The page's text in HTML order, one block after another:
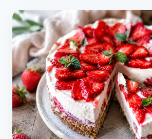
BILJKA
KOJA
HRANI
ORGANIZAM
I
ČUVA
ZDRAVLJE:
SVEOBUHVATAN
VODIČ